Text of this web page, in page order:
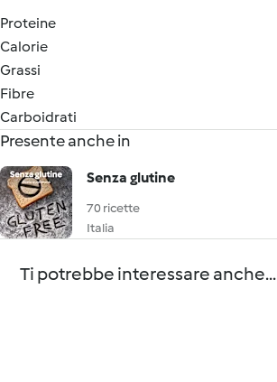
Proteine
Calorie
Grassi
Fibre
Carboidrati
Presente anche in
Senza glutine
70 ricette
Italia
Ti potrebbe interessare anche...